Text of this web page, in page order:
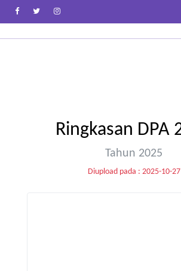
Ringkasan DPA
Tahun 2025
Diupload pada : 2025-10-27